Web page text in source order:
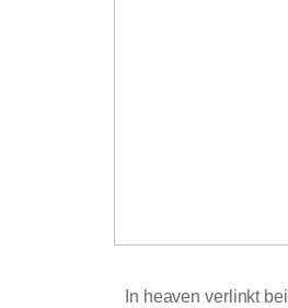
In heaven verlinkt bei